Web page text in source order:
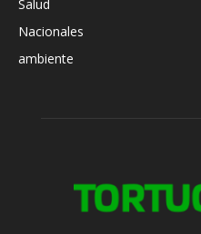
Salud
Nacionales
ambiente